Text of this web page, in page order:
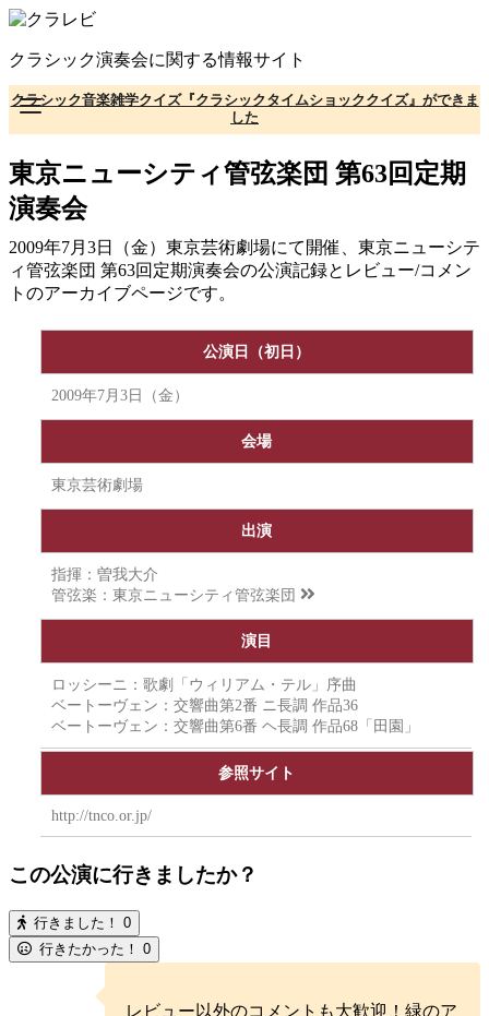
コ
テ
ン
ツ
へ
移
動
クラシック演奏会に関する情報サイト
クラシック音楽雑学クイズ『クラシックタイムショッククイズ』ができま
した
東京ニューシティ管弦楽団 第63回定期
演奏会
2009年7月3日（金）東京芸術劇場にて開催、東京ニューシテ
ィ管弦楽団 第63回定期演奏会の公演記録とレビュー/コメン
トのアーカイブページです。
公演日（初日）
2009年7月3日（金）
会場
東京芸術劇場
出演
指揮：曽我大介
管弦楽： 東京ニューシティ管弦楽団
演目
ロッシーニ：歌劇「ウィリアム・テル」序曲
ベートーヴェン：交響曲第2番 ニ長調 作品36
ベートーヴェン：交響曲第6番 ヘ長調 作品68「田園」
参照サイト
http://tnco.or.jp/
この公演に行きましたか？
行きました！ 0
行きたかった！ 0
レビュー以外のコメントも大歓迎！緑のア